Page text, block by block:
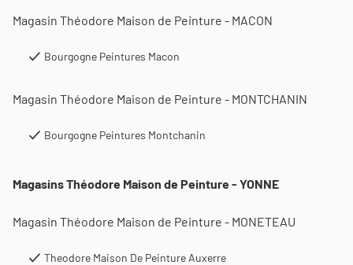
Magasin Théodore Maison de Peinture - MACON
Bourgogne Peintures Macon
Magasin Théodore Maison de Peinture - MONTCHANIN
Bourgogne Peintures Montchanin
Magasins Théodore Maison de Peinture - YONNE
Magasin Théodore Maison de Peinture - MONETEAU
Theodore Maison De Peinture Auxerre